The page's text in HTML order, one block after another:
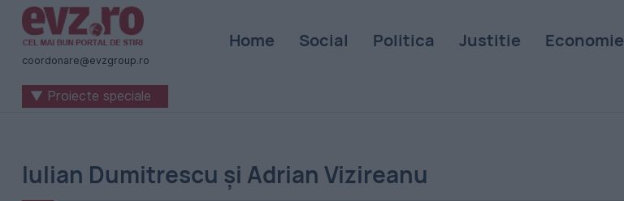
Știri
naționale
internaționale
România
-
coordonare@evzgroup.ro
Home Social Politica Justitie Economie
▼ Proiecte speciale
Iulian Dumitrescu și Adrian Vizireanu